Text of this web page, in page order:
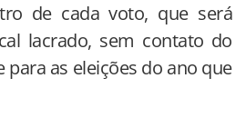
de cada voto, que será
lacrado, sem contato do
para as eleições do ano que